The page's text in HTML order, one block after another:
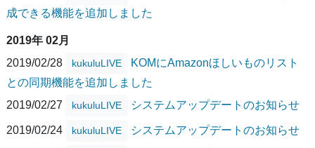
成できる機能を追加しました
2019年 02月
2019/02/28
kukuluLIVE
KOMにAmazonほしいものリスト
との同期機能を追加しました
2019/02/27
kukuluLIVE システムアップデートのお知らせ
2019/02/24 kukuluLIVE システムアップデートのお知らせ